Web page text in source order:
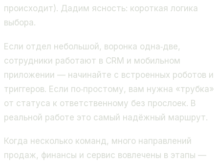
происходит). Дадим ясность: короткая логика
выбора.
Если отдел небольшой, воронка одна‑две,
сотрудники работают в CRM и мобильном
приложении — начинайте с встроенных роботов и
триггеров. Если по‑простому, вам нужна «трубка»
от статуса к ответственному без прослоек. В
реальной работе это самый надёжный маршрут.
Когда несколько команд, много направлений
продаж, финансы и сервис вовлечены в этапы —